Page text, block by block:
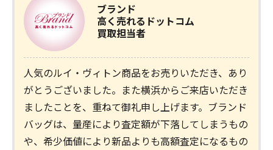
ブランド
高く売れるドットコム
買取担当者
人気のルイ・ヴィトン商品をお売りいただき、あり
がとうございました。また横浜からご来店いただき
ましたことを、重ねて御礼申し上げます。ブランド
バッグは、量産により査定額が下落してしまうもの
や、希少価値により新品よりも高額査定になるもの